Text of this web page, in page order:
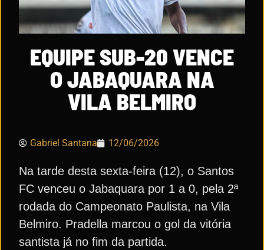
EQUIPE SUB-20 VENCE
O JABAQUARA NA
VILA BELMIRO
Gabriel Santana 12/06/2026
Na tarde desta sexta-feira (12), o Santos
FC venceu o Jabaquara por 1 a 0, pela 2ª
rodada do Campeonato Paulista, na Vila
Belmiro. Pradella marcou o gol da vitória
santista já no fim da partida.